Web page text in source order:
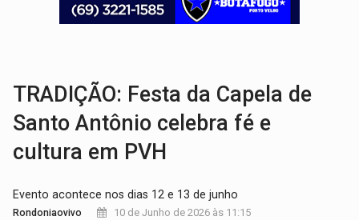
VULGO 'UNIÃO': Chefe de facção criminosa é preso durante
EDUCAÇÃO:
TRADIÇÃO: Festa da Capela de
Santo Antônio celebra fé e
cultura em PVH
Evento acontece nos dias 12 e 13 de junho
Rondoniaovivo
10 de Junho de 2026 às 11:15